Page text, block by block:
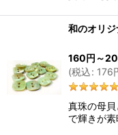
和のオリ
160円 ～
(税込: 176
真珠の母
で輝きが